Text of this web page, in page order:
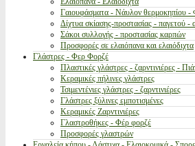
Γαιουφάσματα - Νάυλον θερμοκηπίου
Δίχτυα σκίασης-προστασίας - παγετού
Σάκοι συλλογής - προστασίας καρπών
Προσφορές σε ελαιόπανα και ελαιόδιχτα
Γλάστρες - Φερ Φορζέ
Πλαστικές γλάστρες - ζαρντινιέρες -
Κεραμικές πήλινες γλάστρες
Τσιμεντένιες γλάστρες - ζαρντινιέρες
Γλάστρες ξύλινες εμποτισμένες
Κεραμικές Ζαρντινιέρες
Γλαστροθήκες - Φέρ φορζέ
Προσφορές γλαστρών